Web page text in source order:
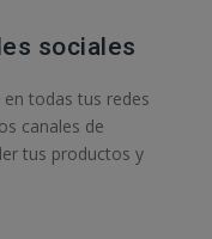
sociales
todas tus redes
canales de
tus productos y